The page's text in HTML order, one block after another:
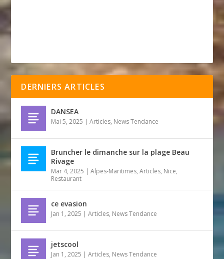
DERNIERS ARTICLES
DANSEA
Mai 5, 2025 |Articles, News Tendance
Bruncher le dimanche sur la plage Beau
Rivage
Mar 4, 2025 |Alpes-Maritimes,Articles, Nice,
Restaurant
ce evasion
Jan 1, 2025 |Articles, News Tendance
jetscool
Jan 1, 2025 |Articles, News Tendance